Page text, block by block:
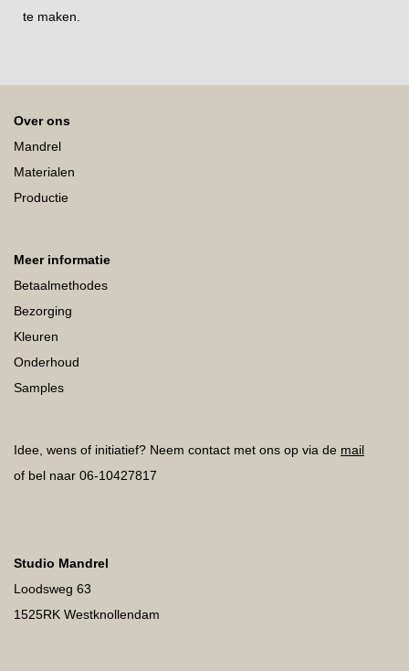
te maken.
Over ons
Mandrel
Materialen
Productie
Meer informatie
Betaalmethodes
Bezorging
Kleuren
Onderhoud
Samples
Idee, wens of initiatief? Neem contact met ons op via de mail
of bel naar 06-10427817
Studio Mandrel
Loodsweg 63
1525RK Westknollendam